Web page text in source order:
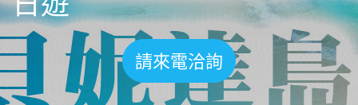
請來電洽詢